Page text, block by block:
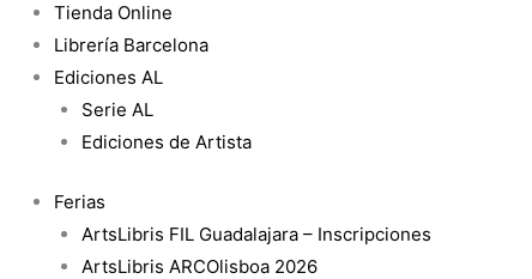
Tienda Online
Librería Barcelona
Ediciones AL
Serie AL
Ediciones de Artista
Ferias
ArtsLibris FIL Guadalajara – Inscripciones
ArtsLibris ARCOlisboa 2026